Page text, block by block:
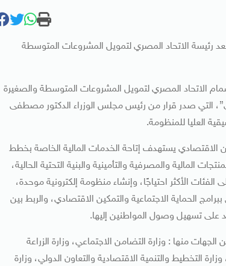
رئيسة الاتحاد المصري لتمويل المشروعات المتوسطة
الاتحاد المصري لتمويل المشروعات المتوسطة والصغيرة
التي صدر قرار من رئيس مجلس الوزراء الدكتور مصطفى
العليا للمنظومة.
الاقتصادي يستهدف إتاحة الخدمات المالية الخاصة بخطط
المالية والمصرفية والتأمينية والبنية التحتية الحالية،
الأكثر احتياجًا، وإنشاء منظومة إلكترونية موحدة،
الحماية الاجتماعية والتمكين الاقتصادي، والربط بين
على تسهيل وصول المواطنين إليها.
منها : وزارة التضامن الاجتماعي، وزارة الزراعة
التخطيط والتنمية الاقتصادية والتعاون الدولي، وزارة